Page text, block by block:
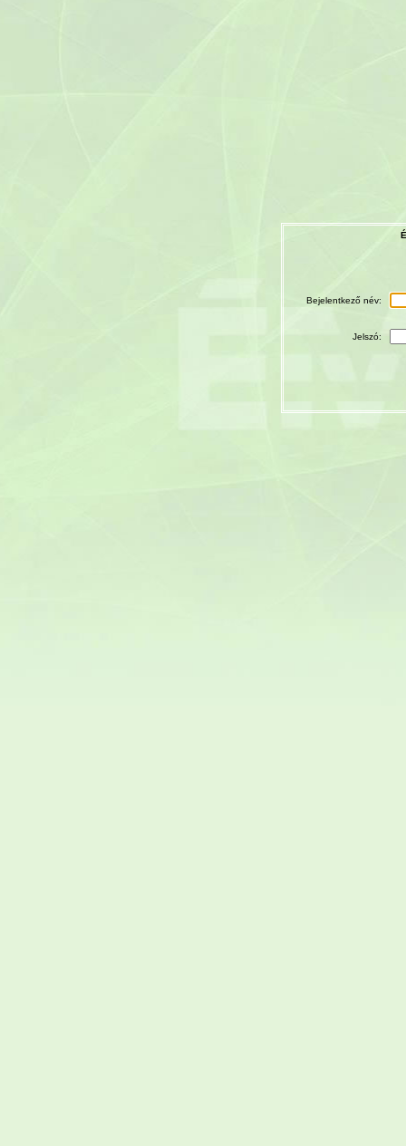
Bejelentkező név:
Jelszó: